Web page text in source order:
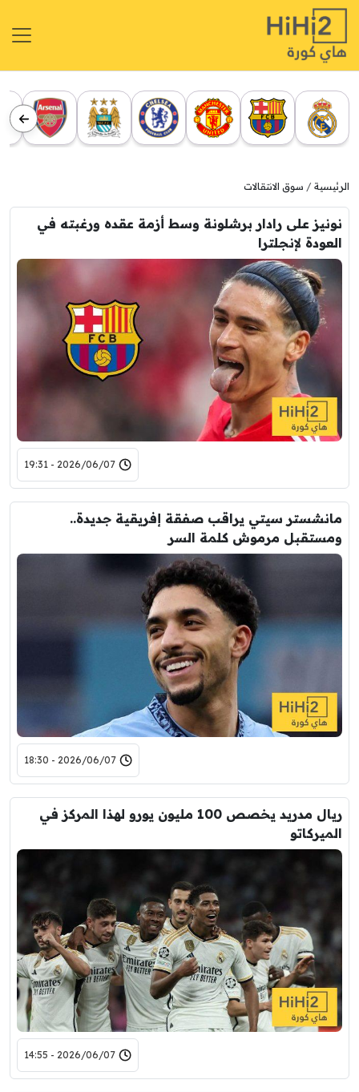
الرئيسية سوق الانتقالات
نونيز على رادار برشلونة وسط أزمة عقده ورغبته في
العودة لإنجلترا
2026/06/07 - 19:31
مانشستر سيتي يراقب صفقة إفريقية جديدة..
ومستقبل مرموش كلمة السر
2026/06/07 - 18:30
ريال مدريد يخصص 100 مليون يورو لهذا المركز في
الميركاتو
2026/06/07 - 14:55